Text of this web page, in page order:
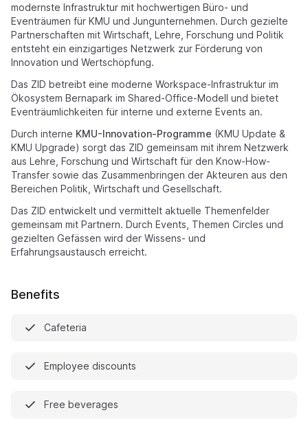
modernste Infrastruktur mit hochwertigen Büro- und
Eventräumen für KMU und Jungunternehmen. Durch gezielte
Partnerschaften mit Wirtschaft, Lehre, Forschung und Politik
entsteht ein einzigartiges Netzwerk zur Förderung von
Innovation und Wertschöpfung.
Das ZID betreibt eine moderne Workspace-Infrastruktur im
Ökosystem Bernapark im Shared-Office-Modell und bietet
Eventräumlichkeiten für interne und externe Events an.
Durch interne KMU-Innovation-Programme (KMU Update &
KMU Upgrade) sorgt das ZID gemeinsam mit ihrem Netzwerk
aus Lehre, Forschung und Wirtschaft für den Know-How-
Transfer sowie das Zusammenbringen der Akteuren aus den
Bereichen Politik, Wirtschaft und Gesellschaft.
Das ZID entwickelt und vermittelt aktuelle Themenfelder
gemeinsam mit Partnern. Durch Events, Themen Circles und
gezielten Gefässen wird der Wissens- und
Erfahrungsaustausch erreicht.
Benefits
Cafeteria
Employee discounts
Free beverages